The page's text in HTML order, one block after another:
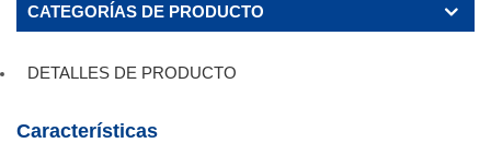
CATEGORÍAS DE PRODUCTO
DETALLES DE PRODUCTO
Características